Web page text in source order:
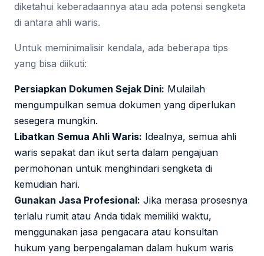
diketahui keberadaannya atau ada potensi sengketa
di antara ahli waris.
Untuk meminimalisir kendala, ada beberapa tips
yang bisa diikuti:
Persiapkan Dokumen Sejak Dini: Mulailah
mengumpulkan semua dokumen yang diperlukan
sesegera mungkin.
Libatkan Semua Ahli Waris: Idealnya, semua ahli
waris sepakat dan ikut serta dalam pengajuan
permohonan untuk menghindari sengketa di
kemudian hari.
Gunakan Jasa Profesional: Jika merasa prosesnya
terlalu rumit atau Anda tidak memiliki waktu,
menggunakan jasa pengacara atau konsultan
hukum yang berpengalaman dalam hukum waris